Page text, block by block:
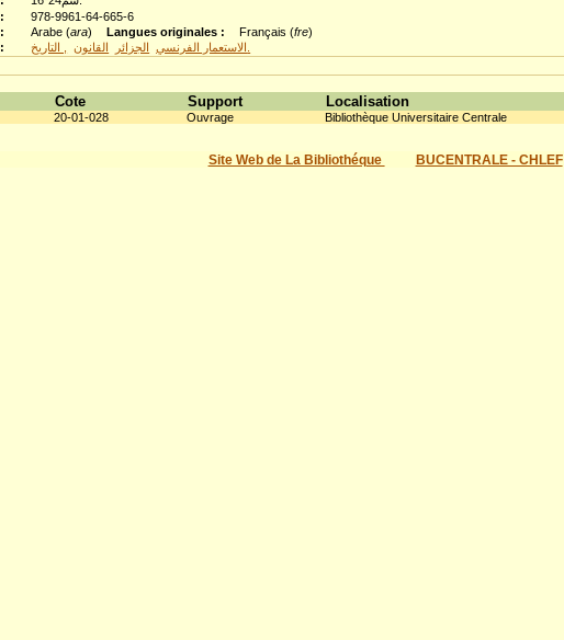
978-9961-64-665-6
Arabe (ara) Langues originales : Français (fre)
الاستعمار الفرنسي الجزائر القانون
Cote Support Localisation
20-01-028 Ouvrage Bibliothèque Universitaire Centrale
Site Web de La Bibliothéque BUCENTRALE - CHLEF